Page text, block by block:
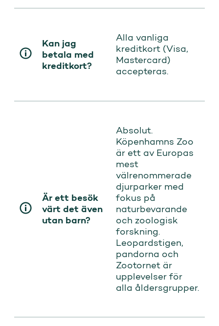
Kan jag
betala med
kreditkort?
Alla vanliga
kreditkort (Visa,
Mastercard)
accepteras.
Är ett besök
värt det även
utan barn?
Absolut.
Köpenhamns Zoo
är ett av Europas
mest
välrenommerade
djurparker med
fokus på
naturbevarande
och zoologisk
forskning.
Leopardstigen,
pandorna och
Zootornet är
upplevelser för
alla åldersgrupper.